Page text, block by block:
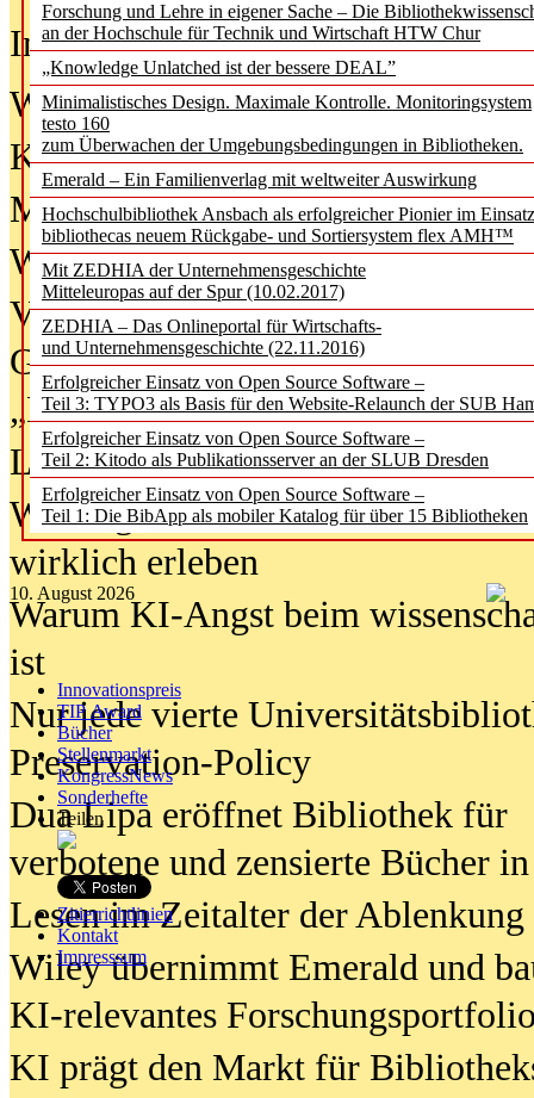
Forschung und Lehre in eigener Sache – Die
an der Hochschule für Technik und Wirtschaft HTW Chur
„Knowledge Unlatched ist der bessere DEAL”
Minimalistisches Design. Maximale Kontrolle. Monitoringsystem
testo 160
zum Überwachen der Umgebungsbedingungen in Bibliotheken.
Emerald – Ein Familienverlag mit weltweiter Auswirkung
Hochschulbibliothek Ansbach als erfolgreicher Pionier im
bibliothecas neuem Rückgabe- und Sortiersystem flex AMH™
Mit ZEDHIA der Unternehmensgeschichte
Mitteleuropas auf der Spur (10.02.2017)
ZEDHIA – Das Onlineportal für Wirtschafts-
und Unternehmensgeschichte (22.11.2016)
Erfolgreicher Einsatz von Open Source Software –
Teil 3: TYPO3 als Basis für den Website-Relaunch der SUB
Erfolgreicher Einsatz von Open Source Software –
Teil 2: Kitodo als Publikationsserver an der SLUB Dresden
Erfolgreicher Einsatz von Open Source Software –
Teil 1: Die BibApp als mobiler Katalog für über 15 Bibliotheken
10. August 2026
Innovationspreis
TIP Award
Bücher
Stellenmarkt
KongressNews
Sonderhefte
Teilen
Zitierrichtlinien
Kontakt
Impresssum
In der Ausgabe06/2026(August
Was Hochschul­bibliotheken von
Kinder in der digitalen Welt
Metadaten als Infrastruktur
Wenn Bots katalogisieren
Von Abschlusskleidern bis
Geisterjagd-Ausrüstung in der
„Library of Things“ unterwegs
Lesen als Infrastrukturaufgabe
Wie Jugendliche Social Media
wirklich erleben
Warum KI-Angst beim
ist
Nur jede vierte
Preservation-Policy
Dua Lipa eröffnet Bibliothek für
verbotene und zensierte Bücher
Lesen im Zeitalter der Ablenkung
Wiley übernimmt Emerald und
KI-relevantes
KI prägt den Markt für